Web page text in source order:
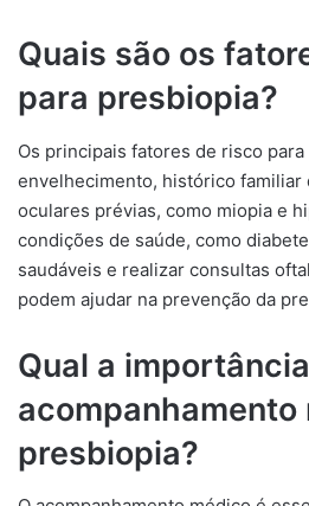
Quais são os
para presbiopia?
Os principais fatores de risco
envelhecimento, histórico familiar
oculares prévias, como miopia e
condições de saúde, como
saudáveis e realizar consultas
podem ajudar na prevenção da
Qual a
acompanhamento
presbiopia?